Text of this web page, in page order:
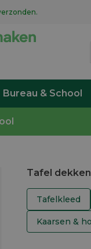
Bureau & School
Tafel dekken
Tafelkleed
Kaarsen &